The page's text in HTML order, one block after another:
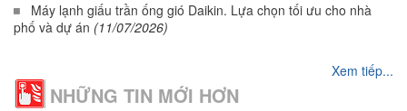
Máy lạnh giấu trần ống gió Daikin. Lựa chọn tối ưu cho nhà
phố và dự án (11/07/2026)
Xem tiếp...
NHỮNG TIN MỚI HƠN